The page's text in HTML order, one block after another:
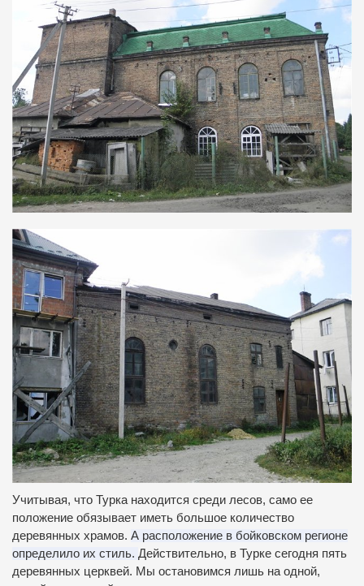
Учитывая, что Турка находится среди лесов, само ее
положение обязывает иметь большое количество
деревянных храмов. А расположение в бойковском регионе
определило их стиль. Действительно, в Турке сегодня пять
деревянных церквей. Мы остановимся лишь на одной,